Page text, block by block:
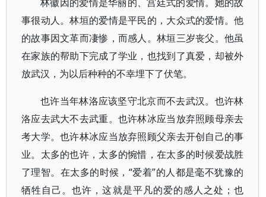
事很动人。林垣的爱情是平民的，大众式的爱情。他
的故事因文革而凄惨，而感人。林垣三岁丧父。他虽
在家族的帮助下完成了学业，也找到了真爱，却被外
放武汉，为以后种种的不幸埋下了伏笔。
也许当年林洛应该坚守北京而不去武汉。也许林
洛应去武大不去武重。也许林冰应当放弃照顾母亲去
考大学。也许林冰应当放弃照顾父亲去开创自己的事
业。太多的也许，太多的惋惜，在太多的时候爱战胜
了理智。在太多的时候，“爱着”的人都是毫不犹豫的
牺牲自己。也许，这就是平凡的爱的感人之处；也